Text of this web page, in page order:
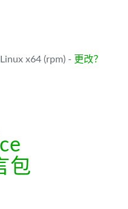
x64 (rpm) - 更改？
包